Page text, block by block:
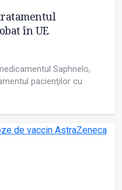
în UE
Saphnelo,
pacienţilor cu